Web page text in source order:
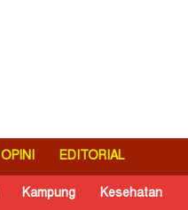
OPINI EDITORIAL
Kampung Kesehatan